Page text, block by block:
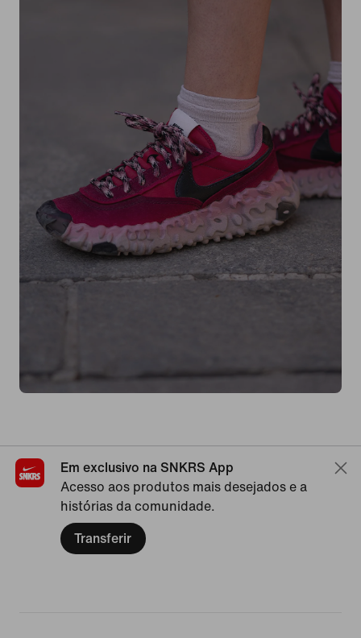
Em exclusivo na SNKRS App
Acesso aos produtos mais desejados e a
histórias da comunidade.
Transferir